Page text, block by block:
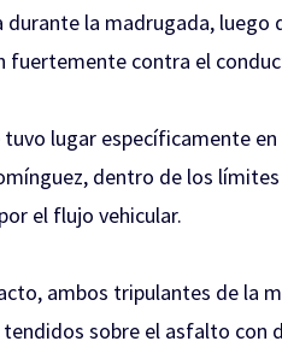
durante la madrugada, luego
fuertemente contra el
tuvo lugar específicamente
dentro de los
el flujo vehicular.
ambos tripulantes de la
sobre el asfalto con